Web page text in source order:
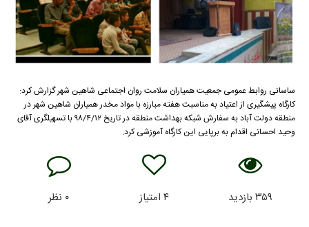
ساسانی روابط عمومی جمعیت همیاران سلامت روان اجتماعی شاهین شهر گزارش کرد:
کارگاه پیشگیری از اعتیاد به مناسبت هفته مبارزه با مواد مخدر همیاران شاهین شهر در
منطقه دولت آباد به سفارش شبکه بهداشت منطقه در تاریخ ۹۸/۴/۱۲ با تسهیلگری آقای
وحید احسانی اقدام به برپایی این کارگاه آموزشی کرد.
۳۵۹ بازدید ۴امتیاز ۰ نظر